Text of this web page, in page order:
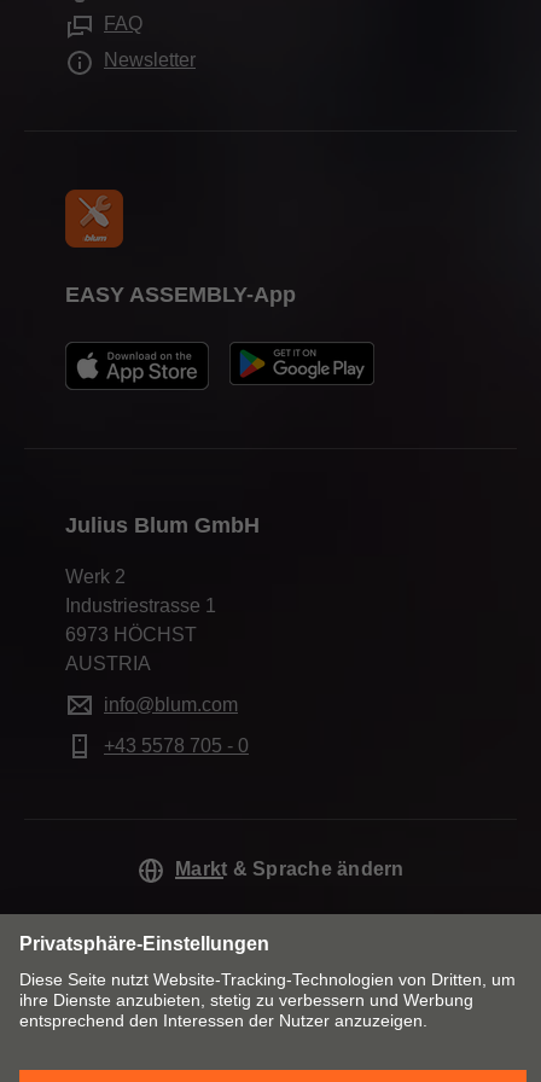
Messetermine
Presse
Julius Blum GmbH
Werk 2
Industriestrasse 1
6973 HÖCHST
AUSTRIA
info@blum.com
+43 5578 705 - 0
EASY ASSEMBLY-App
FAQ
Newsletter
Markt & Sprache ändern
Kontakt
Datenschutzerklärung Cookie Policy